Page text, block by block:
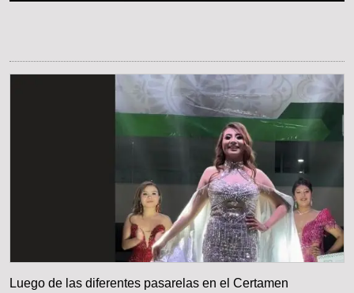
Luego de las diferentes pasarelas en el Certamen